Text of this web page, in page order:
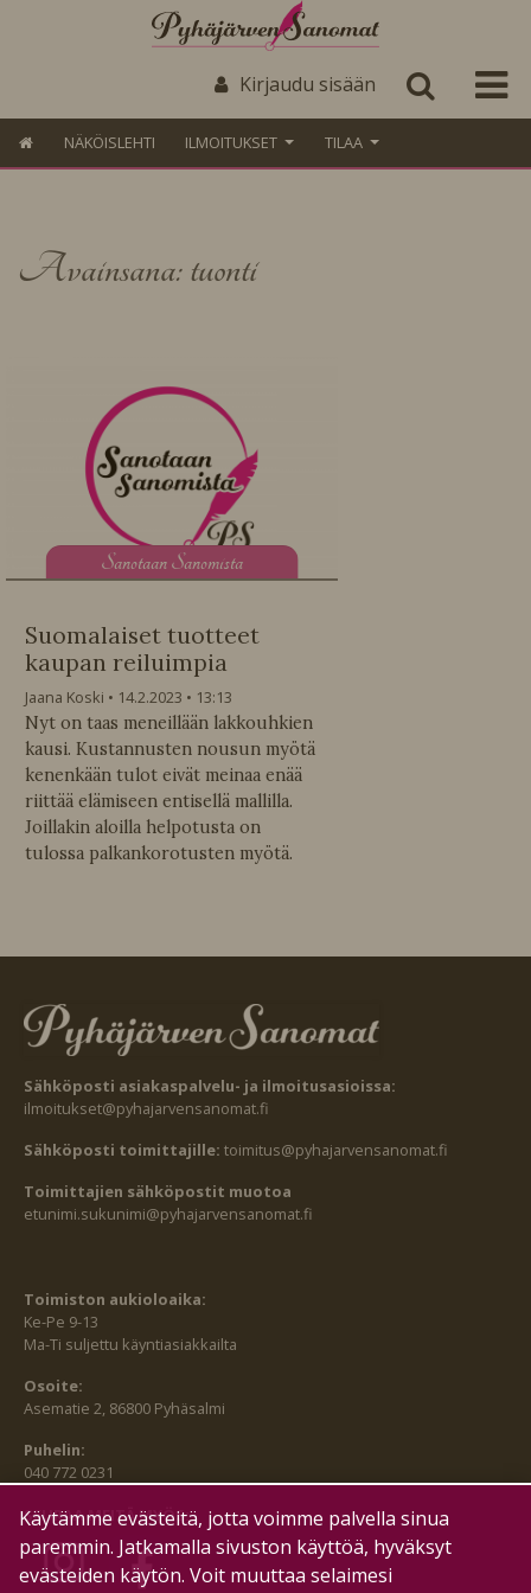
Kirjaudu sisään
NÄKÖISLEHTI ILMOITUKSET TILAA
Avainsana: tuonti
Sanotaan Sanomista
Suomalaiset tuotteet
kaupan reiluimpia
Jaana Koski 14.2.2023
13:13
Nyt on taas meneillään lakkouhkien
kausi. Kustannusten nousun myötä
kenenkään tulot eivät meinaa enää
riittää elämiseen entisellä mallilla.
Joillakin aloilla helpotusta on
tulossa palkankorotusten myötä.
Sähköposti asiakaspalvelu- ja ilmoitusasioissa:
ilmoitukset@pyhajarvensanomat.fi
Sähköposti toimittajille: toimitus@pyhajarvensanomat.fi
Toimittajien sähköpostit muotoa
etunimi.sukunimi@pyhajarvensanomat.fi
Toimiston aukioloaika:
Ke-Pe 9-13
Ma-Ti suljettu käyntiasiakkailta
Osoite:
Asematie 2, 86800 Pyhäsalmi
Puhelin:
040 772 0231
SEURAA MEITÄ MYÖS:
Käytämme evästeitä, jotta voimme palvella sinua
paremmin. Jatkamalla sivuston käyttöä, hyväksyt
evästeiden käytön. Voit muuttaa selaimesi